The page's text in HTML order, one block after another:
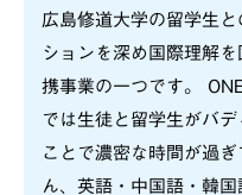
広島修道大学の留学生
ションを深め国際理解
携事業の一つです。
では生徒と留学生がバ
ことで濃密な時間が過
ん、英語・中国語・韓